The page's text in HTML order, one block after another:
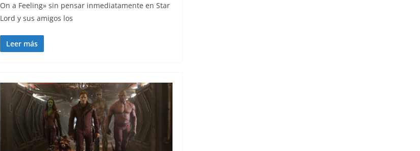
On a Feeling» sin pensar inmediatamente en Star
Lord y sus amigos los
Leer más